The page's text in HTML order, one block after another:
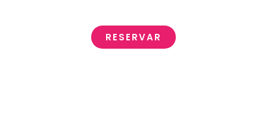
RESERVAR